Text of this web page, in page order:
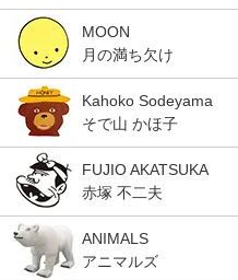
MOON
月の満ち欠け
Kahoko Sodeyama
そで山 かほ子
FUJIO AKATSUKA
赤塚 不二夫
ANIMALS
アニマルズ